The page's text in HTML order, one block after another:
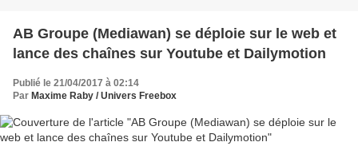
AB Groupe (Mediawan) se déploie sur le web et
lance des chaînes sur Youtube et Dailymotion
Publié le 21/04/2017 à 02:14
Par Maxime Raby / Univers Freebox